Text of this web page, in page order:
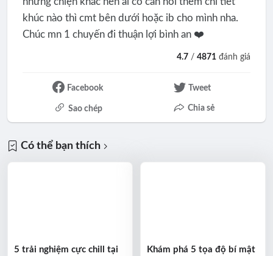
khúc nào thì cmt bên dưới hoặc ib cho mình nha.
Chúc mn 1 chuyến đi thuận lợi bình an ❤️
4.7 /4871 đánh giá
Facebook Tweet
Sao chép Chia sẻ
Có thể bạn thích
5 trải nghiệm cực chill tại
Khám phá 5 tọa độ bí mật